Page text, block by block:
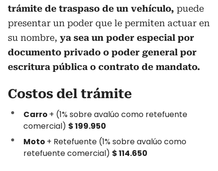
trámite de traspaso de un vehículo, puede
presentar un poder que le permiten actuar en
su nombre, ya sea un poder especial por
documento privado o poder general por
escritura pública o contrato de mandato.
Costos del trámite
Carro + (1% sobre avalúo como retefuente
comercial) $ 199.950
Moto + Retefuente (1% sobre avalúo como
retefuente comercial) $ 114.650